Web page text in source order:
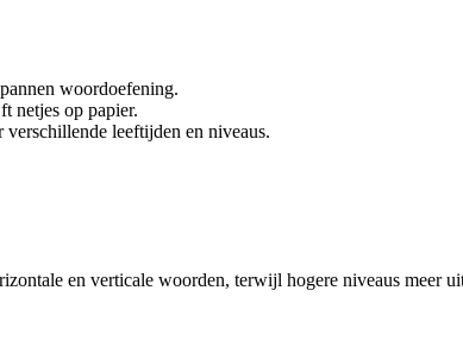
woordoefening.
netjes op papier.
leeftijden en niveaus.
en verticale woorden, terwijl hogere niveaus meer